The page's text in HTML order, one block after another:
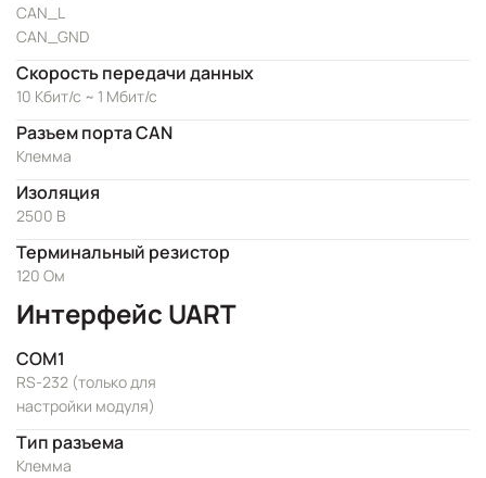
CAN_L
CAN_GND
Скорость передачи данных
10 Кбит/с ~ 1 Мбит/с
Разъем порта CAN
Клемма
Изоляция
2500 В
Терминальный резистор
120 Ом
Интерфейс UART
COM1
RS-232 (только для
настройки модуля)
Тип разъема
Клемма